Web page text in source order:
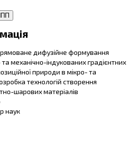
дифузійне формування
механічно-індукованих градієнтних
природи в мікро- та
технологій створення
шарових матеріалів
наук